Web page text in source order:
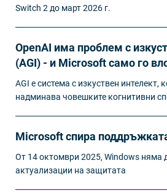
Switch 2 до март 2026 г.
OpenAI има проблем с
(AGI) - и Microsoft само го
AGI е система с изкуствен интелект,
надминава човешките когнитивни
Microsoft спира
От 14 октомври 2025, Windows няма
актуализации на защитата